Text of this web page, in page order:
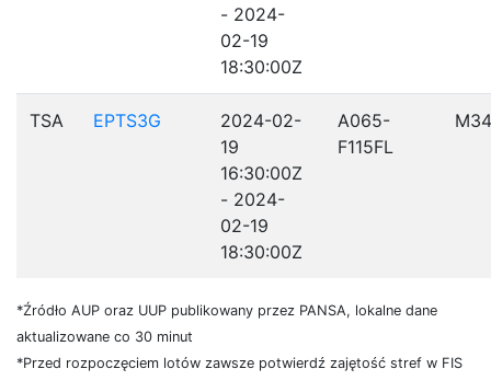
- 2024-
02-19
18:30:00Z
TSA EPTS3G
2024-02-
19
16:30:00Z
- 2024-
02-19
18:30:00Z
A065-
F115FL
*Źródło AUP oraz UUP publikowany przez PANSA, lokalne dane
aktualizowane co 30 minut
*Przed rozpoczęciem lotów zawsze potwierdź zajętość stref w FIS